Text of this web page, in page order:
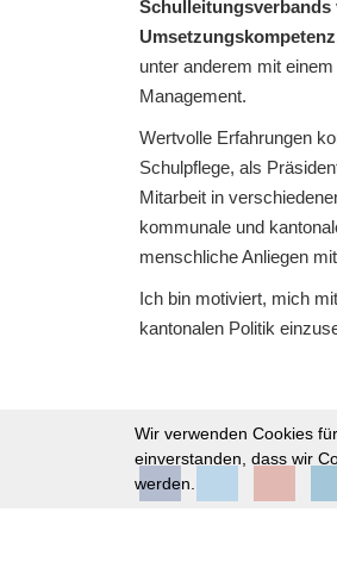
Schulleitungsverbands
Umsetzungskompetenz
unter anderem mit
Management.
Wertvolle Erfahrungen
Schulpflege, als
Mitarbeit in
kommunale und
menschliche Anliegen
Ich bin motiviert, mich
kantonalen Politik
Wir verwenden Cookies
einverstanden, dass wir
werden.